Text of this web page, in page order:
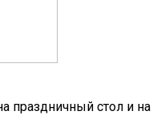
праздничный стол и на